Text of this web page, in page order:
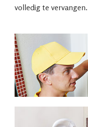
volledig te